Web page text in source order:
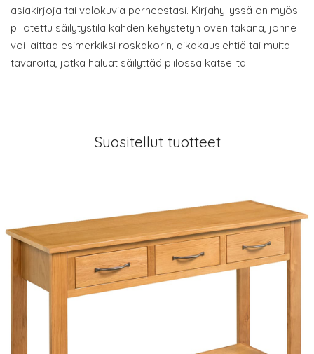
asiakirjoja tai valokuvia perheestäsi. Kirjahyllyssä on myös
piilotettu säilytystila kahden kehystetyn oven takana, jonne
voi laittaa esimerkiksi roskakorin, aikakauslehtiä tai muita
tavaroita, jotka haluat säilyttää piilossa katseilta.
Suositellut tuotteet